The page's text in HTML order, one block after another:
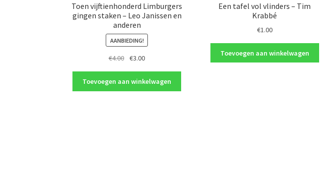
Toen vijftienhonderd Limburgers
gingen staken – Leo Janissen en
anderen
AANBIEDING!
€4.00
Oorspronkelijke
was:
€4.00.
€3.00Huidige
is:
€3.00.
Toevoegen aan winkelwagen
Een tafel vol vlinders – Tim
Krabbé
€1.00
Toevoegen aan winkelwagen